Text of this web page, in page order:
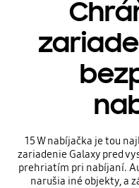
15 W nabíjačka je tou
zariadenie Galaxy pred
prehriatím pri nabíjaní.
narušia iné objekty, a